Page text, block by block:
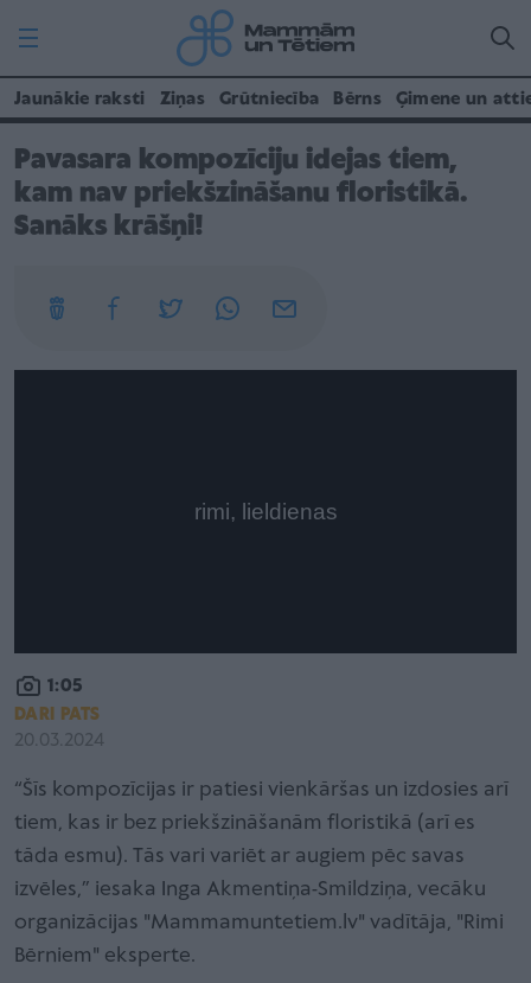
Jaunākie raksti Ziņas Grūtniecība Bērns Ģimene un
Pavasara kompozīciju idejas tiem,
kam nav priekšzināšanu floristikā.
Sanāks krāšņi!
1:05
DARI PATS
20.03.2024
“Šīs kompozīcijas ir patiesi vienkāršas un izdosies arī
tiem, kas ir bez priekšzināšanām floristikā (arī es
tāda esmu). Tās vari variēt ar augiem pēc savas
izvēles,” iesaka Inga Akmentiņa-Smildziņa, vecāku
organizācijas "Mammamuntetiem.lv" vadītāja, "Rimi
Bērniem" eksperte.